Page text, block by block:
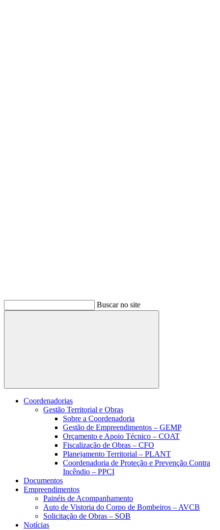
Buscar no site
Buscar
Coordenadorias
Gestão Territorial e Obras
Sobre a Coordenadoria
Gestão de Empreendimentos – GEMP
Orçamento e Apoio Técnico – COAT
Fiscalização de Obras – CFO
Planejamento Territorial – PLANT
Coordenadoria de Proteção e Prevenção Contra
Incêndio – PPCI
Documentos
Empreendimentos
Painéis de Acompanhamento
Auto de Vistoria do Corpo de Bombeiros – AVCB
Solicitação de Obras – SOB
Notícias